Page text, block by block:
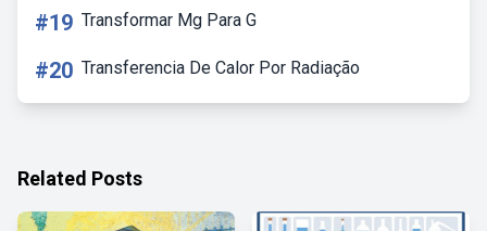
#19 Transformar Mg Para G
#20 Transferencia De Calor Por Radiação
Related Posts